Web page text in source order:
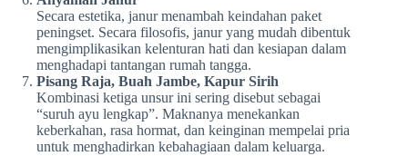
Secara estetika, janur menambah keindahan paket
peningset. Secara filosofis, janur yang mudah dibentuk
mengimplikasikan kelenturan hati dan kesiapan dalam
menghadapi tantangan rumah tangga.
Pisang Raja, Buah Jambe, Kapur Sirih
Kombinasi ketiga unsur ini sering disebut sebagai
“suruh ayu lengkap”. Maknanya menekankan
keberkahan, rasa hormat, dan keinginan mempelai pria
untuk menghadirkan kebahagiaan dalam keluarga.